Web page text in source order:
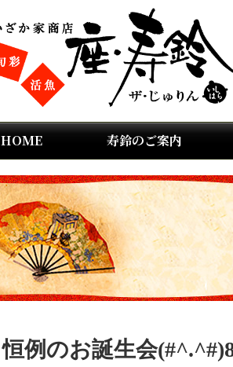
HOME 寿鈴のご案内
恒例のお誕生会